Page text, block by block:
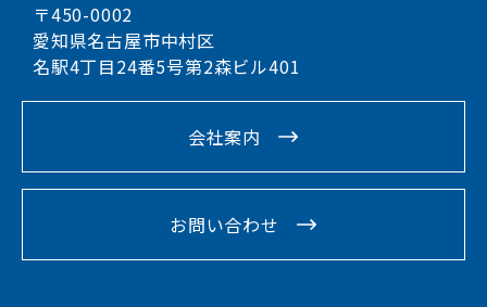
〒450-0002
愛知県名古屋市中村区
名駅4丁目24番5号第2森ビル401
会社案内
お問い合わせ